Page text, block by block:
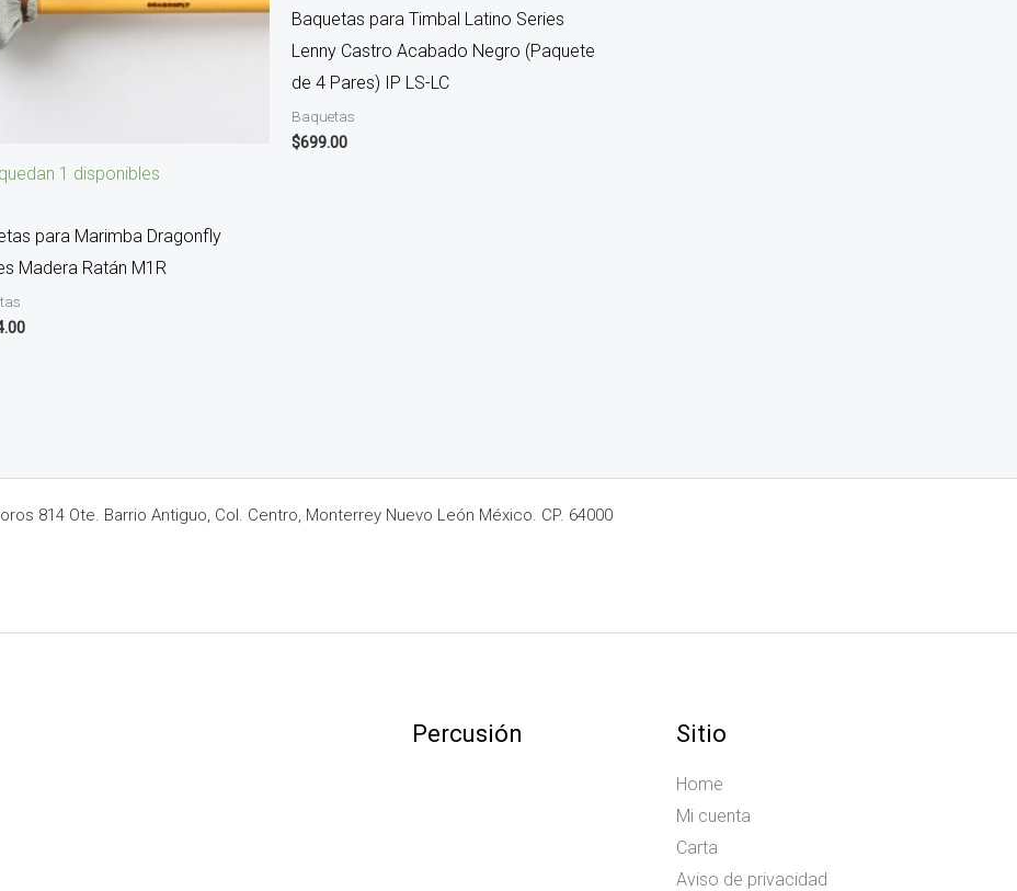
1 disponibles
para Marimba Dragonfly
Madera Ratán M1R
Baquetas para Timbal Latino Series
Lenny Castro Acabado Negro (Paquete
de 4 Pares) IP LS-LC
Baquetas
$699.00
814 Ote. Barrio Antiguo, Col. Centro, Monterrey Nuevo León México. CP. 64000
Percusión Sitio
Home
Mi cuenta
Carta
Aviso de privacidad